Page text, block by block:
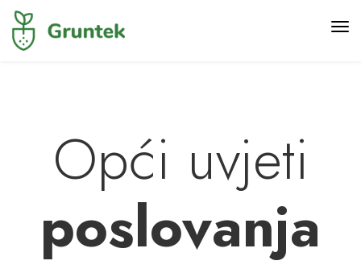
Opći uvjeti
poslovanja